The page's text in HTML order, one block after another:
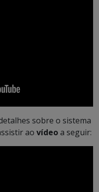
sobre o sistema
ao vídeoa seguir: